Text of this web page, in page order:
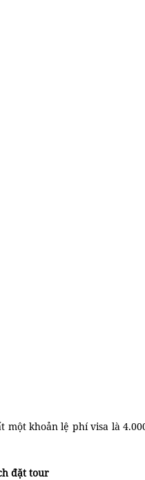
khoản lệ phí visa là
đặt tour